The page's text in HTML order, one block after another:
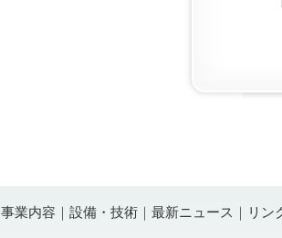
事業内容 設備・技術 最新ニュース
リン